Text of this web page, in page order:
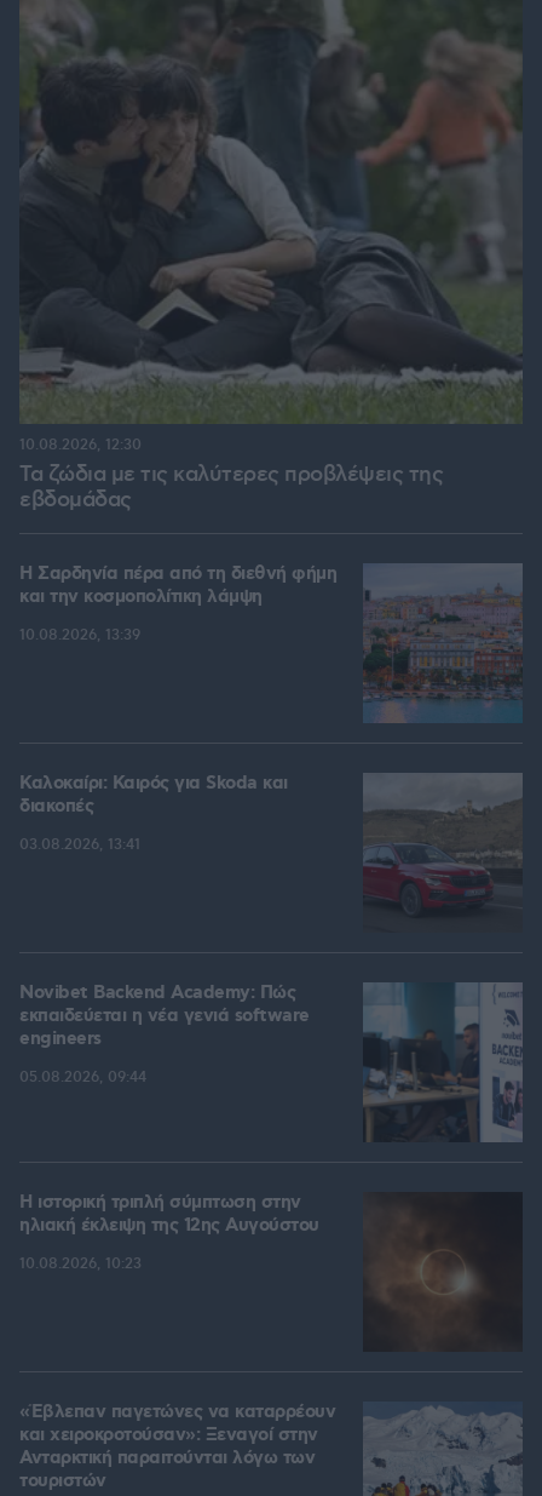
Τα ζώδια με τις καλύτερες προβλέψεις της
εβδομάδας
10.08.2026, 12:30
Η Σαρδηνία πέρα από τη διεθνή φήμη
και την κοσμοπολίτικη λάμψη
10.08.2026, 13:39
Καλοκαίρι: Καιρός για Skoda και
διακοπές
03.08.2026, 13:41
Novibet Backend Academy: Πώς
εκπαιδεύεται η νέα γενιά software
engineers
05.08.2026, 09:44
Η ιστορική τριπλή σύμπτωση στην
ηλιακή έκλειψη της 12ης Αυγούστου
10.08.2026, 10:23
«Έβλεπαν παγετώνες να καταρρέουν
και χειροκροτούσαν»: Ξεναγοί στην
Ανταρκτική παραιτούνται λόγω των
τουριστών